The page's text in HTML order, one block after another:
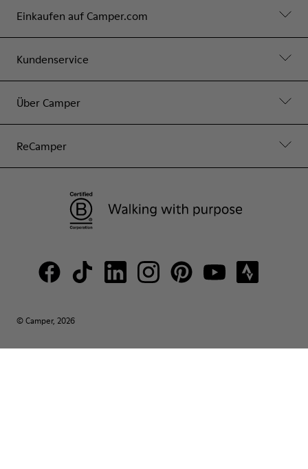
Einkaufen auf Camper.com
Kundenservice
Über Camper
ReCamper
© Camper, 2026